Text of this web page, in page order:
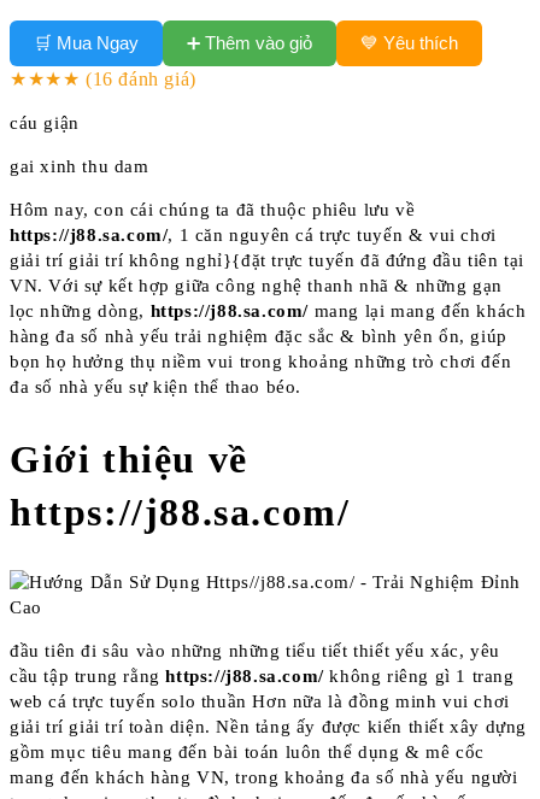
🛒 Mua Ngay ➕ Thêm vào giỏ
💙 Yêu thích
★★★★ (16 đánh giá)
cáu giận
gai xinh thu dam
Hôm nay, con cái chúng ta đã thuộc phiêu lưu về
https://j88.sa.com/, 1 căn nguyên cá trực tuyến & vui chơi
giải trí giải trí không nghỉ}{đặt trực tuyến đã đứng đầu tiên tại
VN. Với sự kết hợp giữa công nghệ thanh nhã & những gạn
lọc những dòng, https://j88.sa.com/ mang lại mang đến khách
hàng đa số nhà yếu trải nghiệm đặc sắc & bình yên ổn, giúp
bọn họ hưởng thụ niềm vui trong khoảng những trò chơi đến
đa số nhà yếu sự kiện thể thao béo.
Giới thiệu về
https://j88.sa.com/
đầu tiên đi sâu vào những những tiểu tiết thiết yếu xác, yêu
cầu tập trung rằnghttps://j88.sa.com/không riêng gì 1 trang
web cá trực tuyến solo thuần Hơn nữa là đồng minh vui chơi
giải trí giải trí toàn diện. Nền tảng ấy được kiến thiết xây dựng
gồm mục tiêu mang đến bài toán luôn thể dụng & mê cốc
mang đến khách hàng VN, trong khoảng đa số nhà yếu người